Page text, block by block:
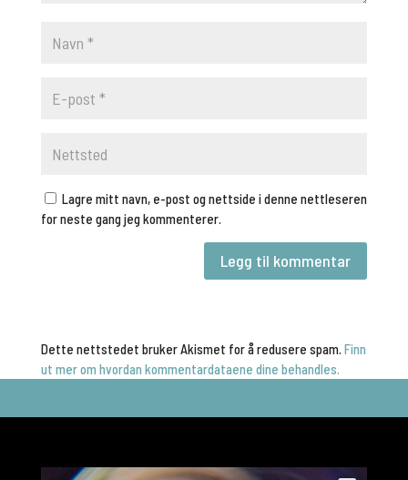
Lagre mitt navn, e-post og nettside i denne nettleseren
for neste gang jeg kommenterer.
Dette nettstedet bruker Akismet for å redusere spam. Finn
ut mer om hvordan kommentardataene dine behandles.